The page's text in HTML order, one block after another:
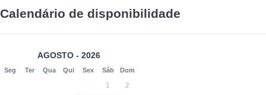
Calendário de disponibilidade
AGOSTO - 2026
Seg Ter Qua Qui Sex Sáb Dom
1 2